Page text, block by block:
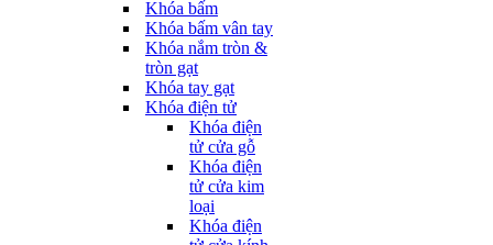
Khóa bấm
Khóa bấm vân tay
Khóa nắm tròn &
tròn gạt
Khóa tay gạt
Khóa điện tử
Khóa điện
tử cửa gỗ
Khóa điện
tử cửa kim
loại
Khóa điện